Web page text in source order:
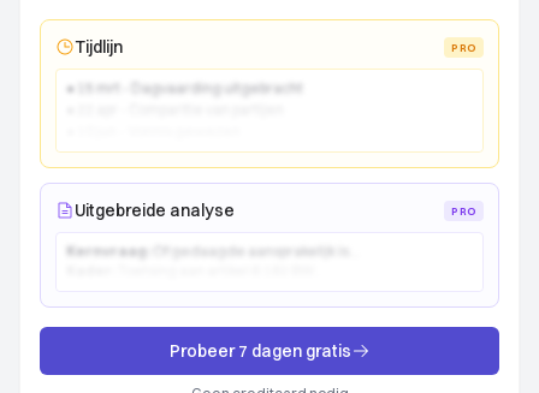
Tijdlijn PRO
● 15 mrt - Dagvaarding uitgebracht
Uitgebreide analyse PRO
Kernvraag:
Probeer 7 dagen gratis